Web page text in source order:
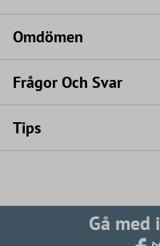
Omdömen
Frågor Och Svar
Tips
Gå med